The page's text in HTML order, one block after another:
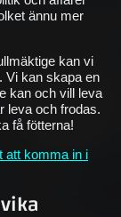
ännu mer
kan vi
Vi kan skapa en
kan och vill leva
leva och frodas.
få fötterna!
att komma in i